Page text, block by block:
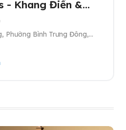
- Khang Điền &
2
Phường Bình Trưng Đông,
Chí Minh